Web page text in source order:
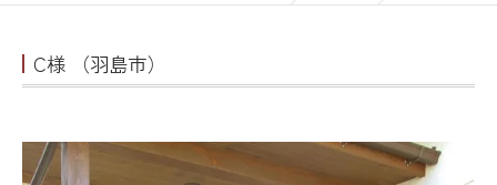
C様 （羽島市）